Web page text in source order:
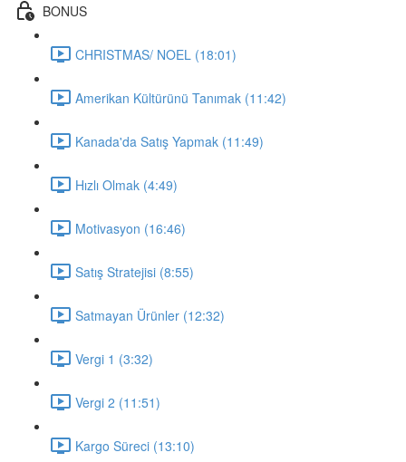
BONUS
CHRISTMAS/ NOEL (18:01)
Amerikan Kültürünü Tanımak (11:42)
Kanada'da Satış Yapmak (11:49)
Hızlı Olmak (4:49)
Motivasyon (16:46)
Satış Stratejisi (8:55)
Satmayan Ürünler (12:32)
Vergi 1 (3:32)
Vergi 2 (11:51)
Kargo Süreci (13:10)